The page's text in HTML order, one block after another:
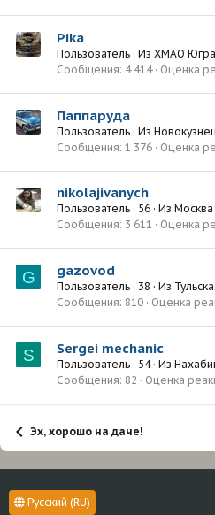
Pika
Пользователь · Из ХМАО
Сообщения 4 414 Оценка
Паппаруда
Пользователь · Из
Сообщения 1 376 Оценка
nikolajivanych
Пользователь · 56 · Из
Сообщения 3 611 Оценка
G gazovod
Пользователь · 38 · Из
Сообщения 810 Оценка
S Sergei mechanic
Пользователь · 54 · Из
Сообщения 82 Оценка
Эх, хорошо на даче!
Русский (RU)